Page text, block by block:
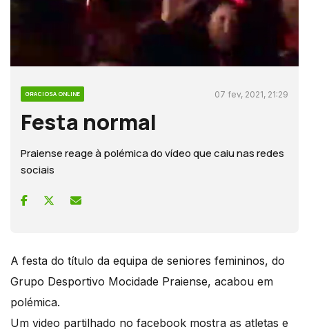
GRACIOSA ONLINE 07 fev, 2021, 21:29
Festa normal
Praiense reage à polémica do vídeo que caiu nas redes
sociais
A festa do título da equipa de seniores femininos, do
Grupo Desportivo Mocidade Praiense, acabou em
polémica.
Um video partilhado no facebook mostra as atletas e